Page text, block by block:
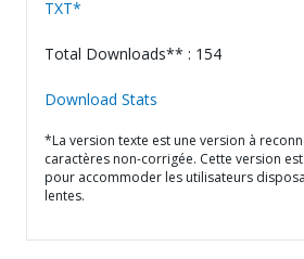
TXT*
Total Downloads** : 154
Download Stats
*La version texte est une version à
caractères non-corrigée. Cette version
pour accommoder les utilisateurs
lentes.